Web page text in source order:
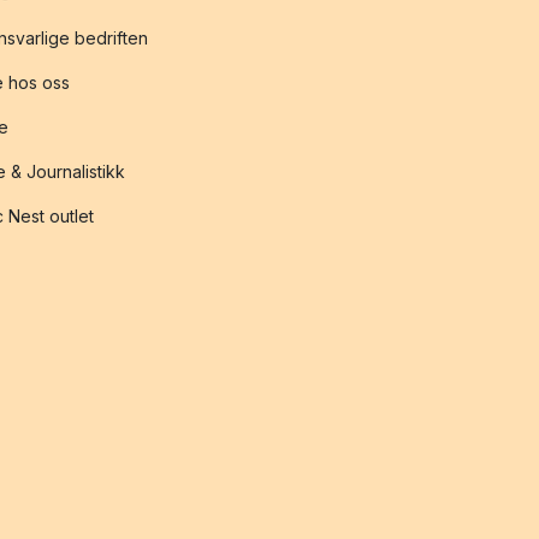
bedriften
hos oss
& Journalistikk
Nest outlet